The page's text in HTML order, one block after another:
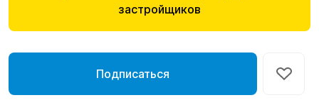
застройщиков
Подписаться